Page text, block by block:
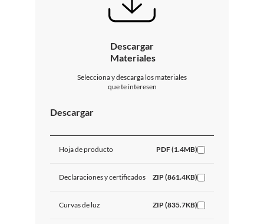
Descargar
Materiales
Selecciona y descarga los materiales
que te interesen
Descargar
Hoja de producto PDF (1.4MB)
Declaraciones y certificados ZIP (861.4KB)
Curvas de luz ZIP (835.7KB)